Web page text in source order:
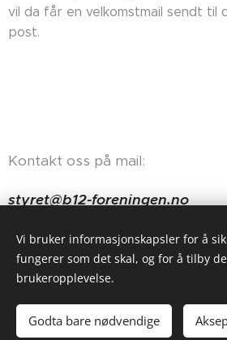
vil da får en velkomstmail sendt til
post.
Kontakt oss på mail:
styret@b12-foreningen.no
Haugerudveien 84, 0674 Oslo
Vi bruker informasjonskapsler for å
fungerer som det skal, og for å tilby
brukeropplevelse.
Godta bare nødvendige